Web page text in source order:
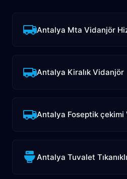
Antalya Mta Vidanjör
Antalya Kiralık Vidanjör
Antalya Foseptik çekimi
Antalya Tuvalet